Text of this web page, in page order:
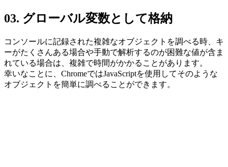
03. グローバル変数として格納
コンソールに記録された複雑なオブジェクトを調べる時、キ
ーがたくさんある場合や手動で解析するのが困難な値が含ま
れている場合は、複雑で時間がかかることがあります。
幸いなことに、ChromeではJavaScriptを使用してそのような
オブジェクトを簡単に調べることができます。